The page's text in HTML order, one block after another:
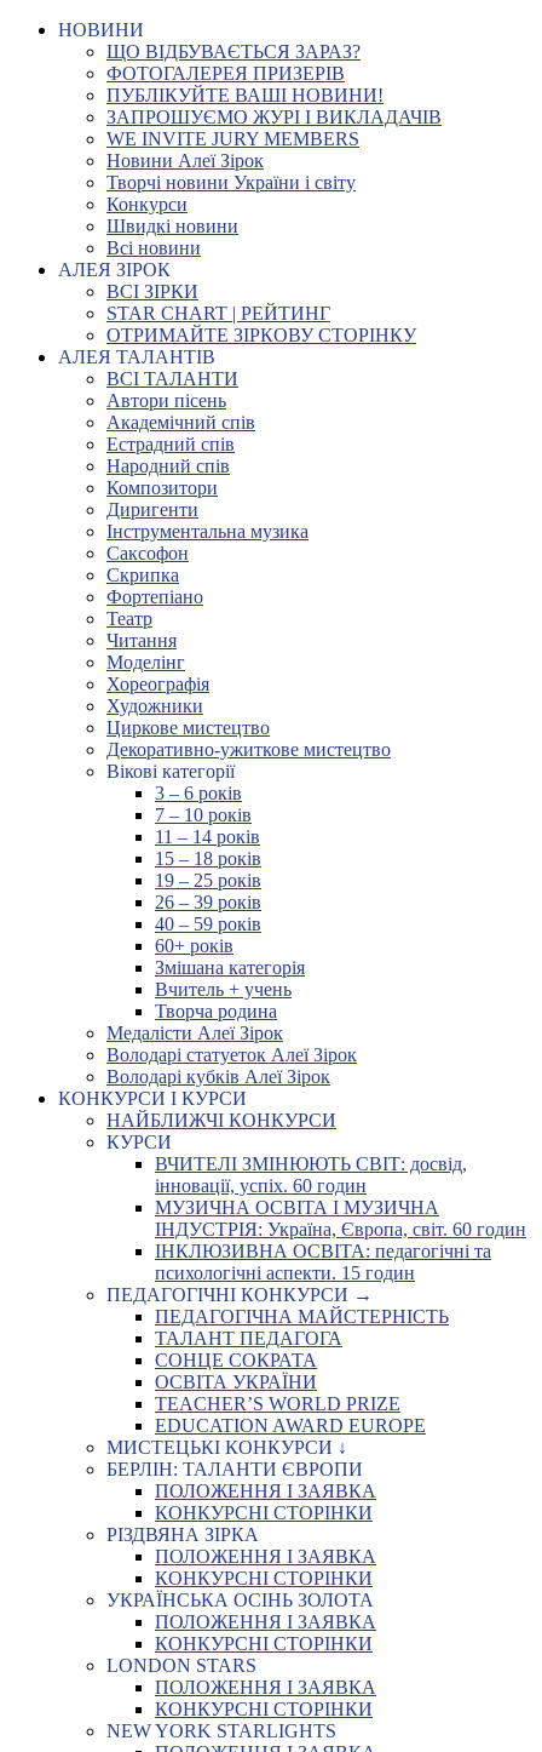
НОВИНИ
ЩО ВІДБУВАЄТЬСЯ ЗАРАЗ?
ФОТОГАЛЕРЕЯ ПРИЗЕРІВ
ПУБЛІКУЙТЕ ВАШІ НОВИНИ!
ЗАПРОШУЄМО ЖУРІ І ВИКЛАДАЧІВ
WE INVITE JURY MEMBERS
Новини Алеї Зірок
Творчі новини України і світу
Конкурси
Швидкі новини
Всі новини
АЛЕЯ ЗІРОК
ВСІ ЗІРКИ
STAR CHART | РЕЙТИНГ
ОТРИМАЙТЕ ЗІРКОВУ СТОРІНКУ
АЛЕЯ ТАЛАНТІВ
ВСІ ТАЛАНТИ
Автори пісень
Академічний спів
Естрадний спів
Народний спів
Композитори
Диригенти
Інструментальна музика
Саксофон
Скрипка
Фортепіано
Театр
Читання
Моделінг
Хореографія
Художники
Циркове мистецтво
Декоративно-ужиткове мистецтво
Вікові категорії
3 – 6 років
7 – 10 років
11 – 14 років
15 – 18 років
19 – 25 років
26 – 39 років
40 – 59 років
60+ років
Змішана категорія
Вчитель + учень
Творча родина
Медалісти Алеї Зірок
Володарі статуеток Алеї Зірок
Володарі кубків Алеї Зірок
КОНКУРСИ І КУРСИ
НАЙБЛИЖЧІ КОНКУРСИ
КУРСИ
ВЧИТЕЛІ ЗМІНЮЮТЬ СВІТ: досвід,
інновації, успіх. 60 годин
МУЗИЧНА ОСВІТА І МУЗИЧНА
ІНДУСТРІЯ: Україна, Європа, світ. 60 годин
ІНКЛЮЗИВНА ОСВІТА: педагогічні та
психологічні аспекти. 15 годин
ПЕДАГОГІЧНІ КОНКУРСИ →
ПЕДАГОГІЧНА МАЙСТЕРНІСТЬ
ТАЛАНТ ПЕДАГОГА
СОНЦЕ СОКРАТА
ОСВІТА УКРАЇНИ
TEACHER’S WORLD PRIZE
EDUCATION AWARD EUROPE
МИСТЕЦЬКІ КОНКУРСИ ↓
БЕРЛІН: ТАЛАНТИ ЄВРОПИ
ПОЛОЖЕННЯ І ЗАЯВКА
КОНКУРСНІ СТОРІНКИ
РІЗДВЯНА ЗІРКА
ПОЛОЖЕННЯ І ЗАЯВКА
КОНКУРСНІ СТОРІНКИ
УКРАЇНСЬКА ОСІНЬ ЗОЛОТА
ПОЛОЖЕННЯ І ЗАЯВКА
КОНКУРСНІ СТОРІНКИ
LONDON STARS
ПОЛОЖЕННЯ І ЗАЯВКА
КОНКУРСНІ СТОРІНКИ
NEW YORK STARLIGHTS